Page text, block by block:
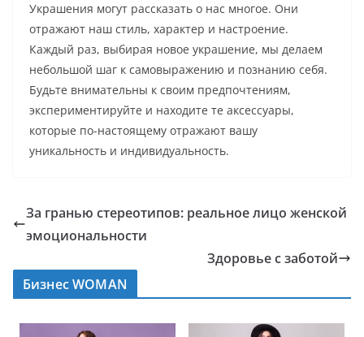
Украшения могут рассказать о нас многое. Они
отражают наш стиль, характер и настроение.
Каждый раз, выбирая новое украшение, мы делаем
небольшой шаг к самовыражению и познанию себя.
Будьте внимательны к своим предпочтениям,
экспериментируйте и находите те аксессуары,
которые по-настоящему отражают вашу
уникальность и индивидуальность.
За гранью стереотипов: реальное лицо женской
эмоциональности
Здоровье с заботой
Бизнес WOMAN